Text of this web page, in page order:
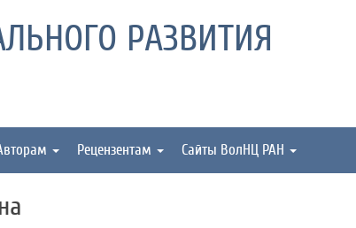
РАЗВИТИЯ
Рецензентам Сайты ВолНЦ РАН